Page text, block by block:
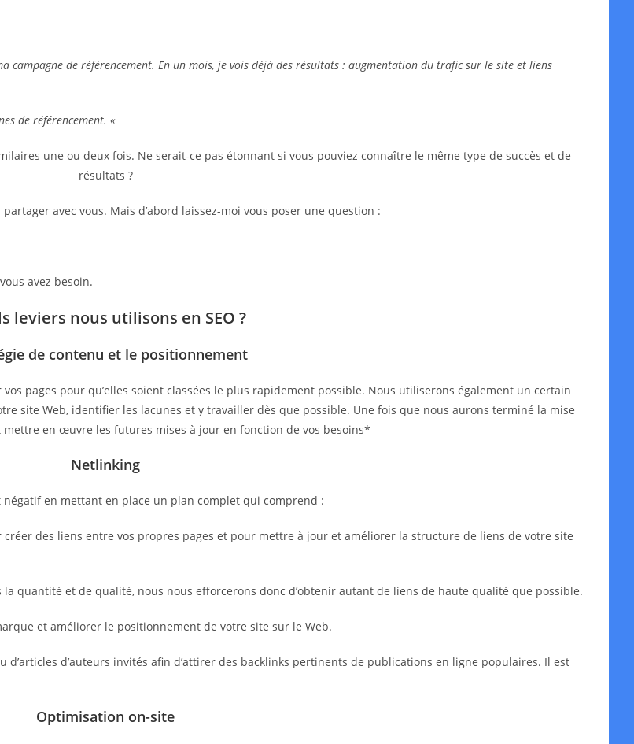
campagne de référencement. En un mois, je vois déjà des résultats : augmentation du trafic sur le site et liens
de référencement. «
une ou deux fois. Ne serait-ce pas étonnant si vous pouviez connaître le même type de succès et de
résultats ?
avec vous. Mais d’abord laissez-moi vous poser une question :
avez besoin.
leviers nous utilisons en SEO ?
de contenu et le positionnement
pages pour qu’elles soient classées le plus rapidement possible. Nous utiliserons également un certain
site Web, identifier les lacunes et y travailler dès que possible. Une fois que nous aurons terminé la mise
en œuvre les futures mises à jour en fonction de vos besoins*
Netlinking
en mettant en place un plan complet qui comprend :
des liens entre vos propres pages et pour mettre à jour et améliorer la structure de liens de votre site
quantité et de qualité, nous nous efforcerons donc d’obtenir autant de liens de haute qualité que possible.
et améliorer le positionnement de votre site sur le Web.
d’auteurs invités afin d’attirer des backlinks pertinents de publications en ligne populaires. Il est
Optimisation on-site